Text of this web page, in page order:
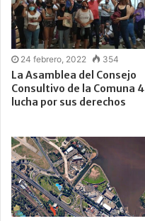
24 febrero, 2022 354
La Asamblea del Consejo
Consultivo de la Comuna 4
lucha por sus derechos